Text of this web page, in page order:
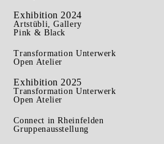
Exhibition 2024
Artstübli, Gallery
Pink & Black
Transformation Unterwerk
Open Atelier
Exhibition 2025
Transformation Unterwerk
Open Atelier
Connect in Rheinfelden
Gruppenausstellung